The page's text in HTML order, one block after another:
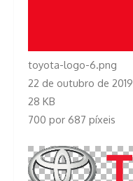
toyota-logo-6.png
22 de outubro de 2019
28 KB
700 por 687 píxeis